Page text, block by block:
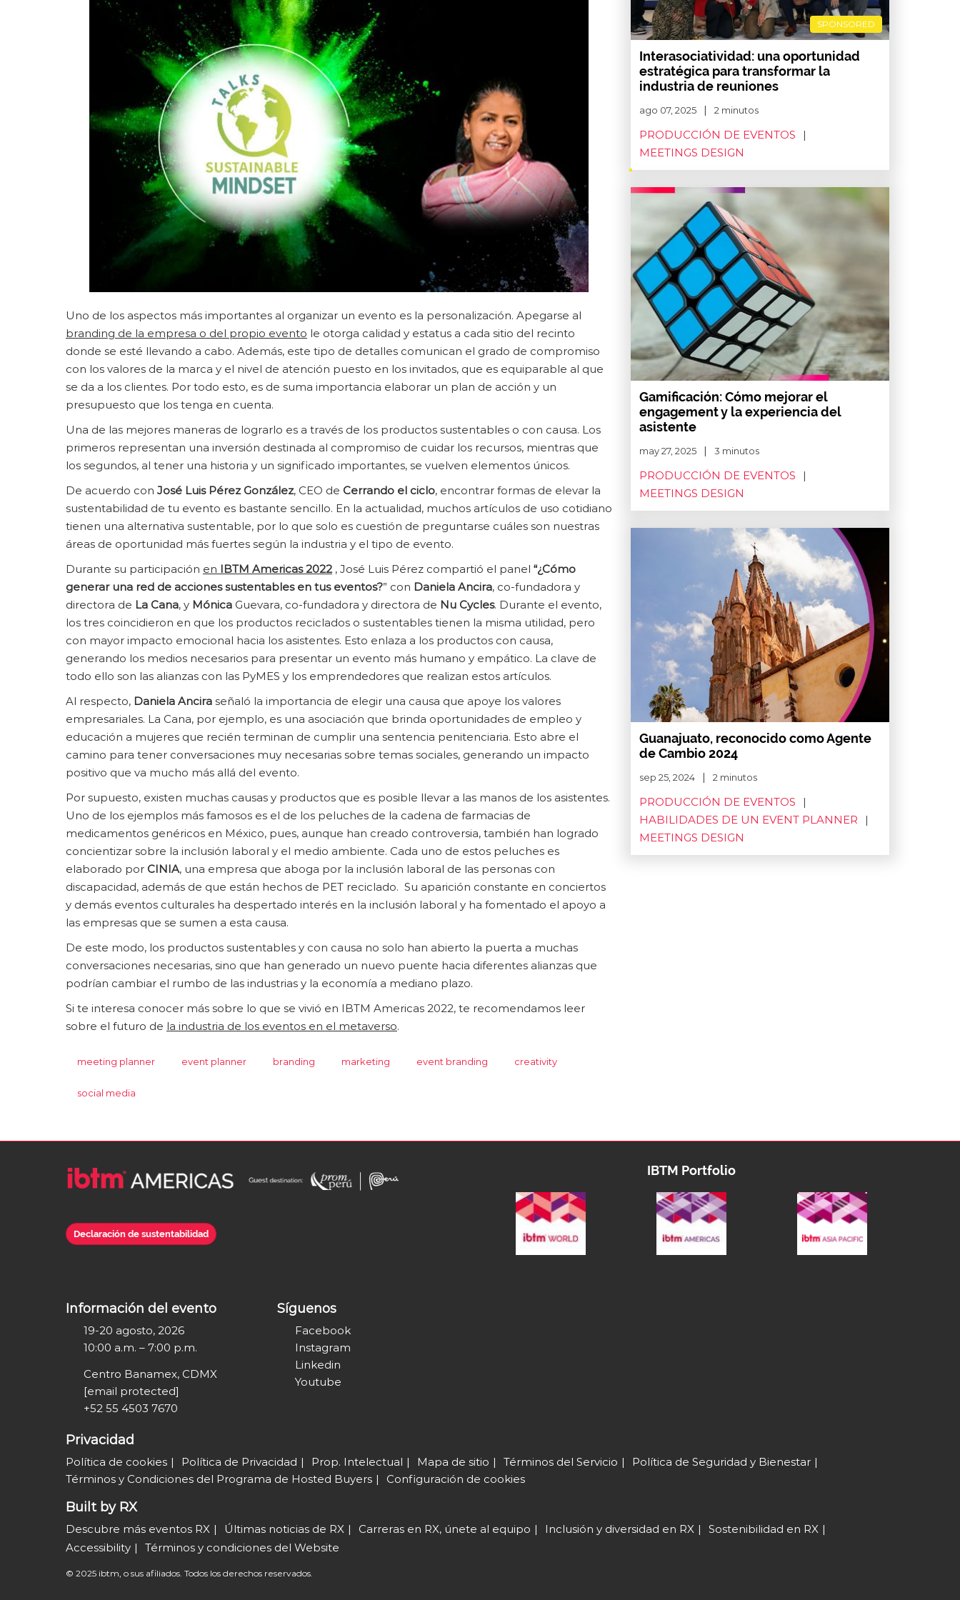
Uno de los aspectos más importantes al organizar un evento es la personalización. Apegarse al
branding de la empresa o del propio evento le otorga calidad y estatus a cada sitio del recinto
donde se esté llevando a cabo. Además, este tipo de detalles comunican el grado de compromiso
con los valores de la marca y el nivel de atención puesto en los invitados, que es equiparable al que
se da a los clientes. Por todo esto, es de suma importancia elaborar un plan de acción y un
presupuesto que los tenga en cuenta.
Una de las mejores maneras de lograrlo es a través de los productos sustentables o con causa. Los
primeros representan una inversión destinada al compromiso de cuidar los recursos, mientras que
los segundos, al tener una historia y un significado importantes, se vuelven elementos únicos.
De acuerdo con José Luis Pérez González, CEO de Cerrando el ciclo, encontrar formas de elevar la
sustentabilidad de tu evento es bastante sencillo. En la actualidad, muchos artículos de uso cotidiano
tienen una alternativa sustentable, por lo que solo es cuestión de preguntarse cuáles son nuestras
áreas de oportunidad más fuertes según la industria y el tipo de evento.
Durante su participación en IBTM Americas 2022 , José Luis Pérez compartió el panel “¿Cómo
generar una red de acciones sustentables en tus eventos?” con Daniela Ancira, co-fundadora y
directora de La Cana, y Mónica Guevara, co-fundadora y directora de Nu Cycles. Durante el evento,
los tres coincidieron en que los productos reciclados o sustentables tienen la misma utilidad, pero
con mayor impacto emocional hacia los asistentes. Esto enlaza a los productos con causa,
generando los medios necesarios para presentar un evento más humano y empático. La clave de
todo ello son las alianzas con las PyMES y los emprendedores que realizan estos artículos.
Al respecto, Daniela Ancira señaló la importancia de elegir una causa que apoye los valores
empresariales. La Cana, por ejemplo, es una asociación que brinda oportunidades de empleo y
educación a mujeres que recién terminan de cumplir una sentencia penitenciaria. Esto abre el
camino para tener conversaciones muy necesarias sobre temas sociales, generando un impacto
positivo que va mucho más allá del evento.
Por supuesto, existen muchas causas y productos que es posible llevar a las manos de los asistentes.
Uno de los ejemplos más famosos es el de los peluches de la cadena de farmacias de
medicamentos genéricos en México, pues, aunque han creado controversia, también han logrado
concientizar sobre la inclusión laboral y el medio ambiente. Cada uno de estos peluches es
elaborado por CINIA, una empresa que aboga por la inclusión laboral de las personas con
discapacidad, además de que están hechos de PET reciclado. Su aparición constante en conciertos
y demás eventos culturales ha despertado interés en la inclusión laboral y ha fomentado el apoyo a
las empresas que se sumen a esta causa.
De este modo, los productos sustentables y con causa no solo han abierto la puerta a muchas
conversaciones necesarias, sino que han generado un nuevo puente hacia diferentes alianzas que
podrían cambiar el rumbo de las industrias y la economía a mediano plazo.
Si te interesa conocer más sobre lo que se vivió en IBTM Americas 2022, te recomendamos leer
sobre el futuro de la industria de los eventos en el metaverso.
meeting planner event planner branding marketing event branding creativity
social media
SPONSORED
Interasociatividad: una oportunidad
estratégica para transformar la
industria de reuniones
ago 07, 2025 2 minutos
PRODUCCIÓN DE EVENTOS
MEETINGS DESIGN
Gamificación: Cómo mejorar el
engagement y la experiencia del
asistente
may 27, 2025 3 minutos
PRODUCCIÓN DE EVENTOS
MEETINGS DESIGN
Guanajuato, reconocido como Agente
de Cambio 2024
sep 25, 2024 2 minutos
PRODUCCIÓN DE EVENTOS
HABILIDADES DE UN EVENT PLANNER
MEETINGS DESIGN
Declaración de sustentabilidad
IBTM Portfolio
Información del evento
19-20 agosto, 2026
10:00 a.m. – 7:00 p.m.
Centro Banamex, CDMX
[email protected]
+52 55 4503 7670
Síguenos
Facebook
Instagram
Linkedin
Youtube
Privacidad
Política de cookies Política de Privacidad Prop. Intelectual Mapa de sitio Términos del Servicio
Política de Seguridad y Bienestar
Términos y Condiciones del Programa de Hosted Buyers
Configuración de cookies
Built by RX
Descubre más eventos RX Últimas noticias de RX Carreras en RX, únete al equipo Inclusión y diversidad en RX
Sostenibilidad en RX
Accessibility
Términos y condiciones del Website
© 2025 ibtm, o sus afiliados. Todos los derechos reservados.